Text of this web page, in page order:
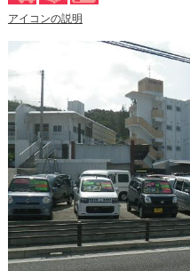
アイコンの説明